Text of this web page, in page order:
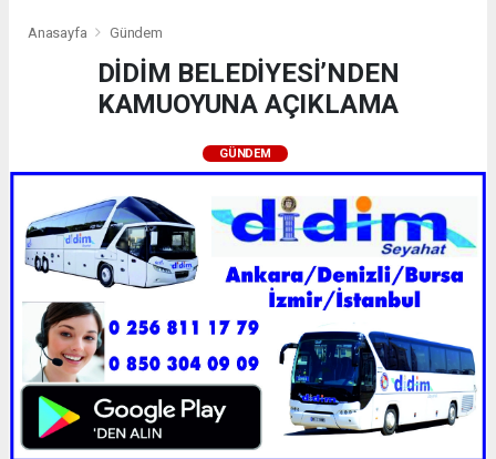
Anasayfa Gündem
DİDİM BELEDİYESİ’NDEN
KAMUOYUNA AÇIKLAMA
GÜNDEM